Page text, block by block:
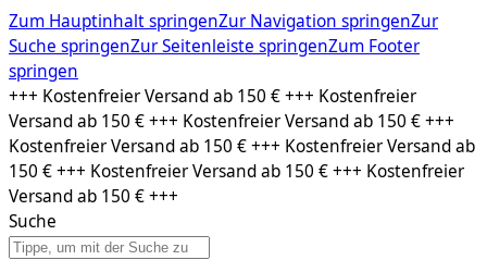
Zum Hauptinhalt springenZur Navigation springenZur
Suche springenZur Seitenleiste springenZum Footer
springen
Zum
Inhalt
springen
+++ Kostenfreier Versand ab 150 € +++ Kostenfreier
Versand ab 150 € +++ Kostenfreier Versand ab 150 € +++
Kostenfreier Versand ab 150 € +++ Kostenfreier Versand ab
150 € +++ Kostenfreier Versand ab 150 € +++ Kostenfreier
Versand ab 150 € +++
Suche